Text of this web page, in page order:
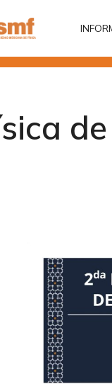
de